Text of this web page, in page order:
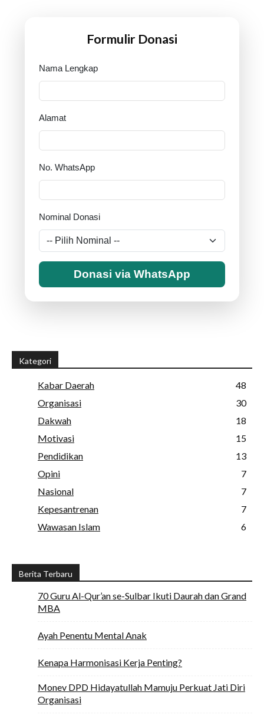
Formulir Donasi
Nama Lengkap
Alamat
No. WhatsApp
Nominal Donasi
Donasi via WhatsApp
Kategori
Kabar Daerah
48
Organisasi
30
Dakwah
18
Motivasi
15
Pendidikan
13
Opini
7
Nasional
7
Kepesantrenan
7
Wawasan Islam
6
Berita Terbaru
70 Guru Al-Qur’an se-Sulbar Ikuti Daurah dan Grand
MBA
Ayah Penentu Mental Anak
Kenapa Harmonisasi Kerja Penting?
Monev DPD Hidayatullah Mamuju Perkuat Jati Diri
Organisasi